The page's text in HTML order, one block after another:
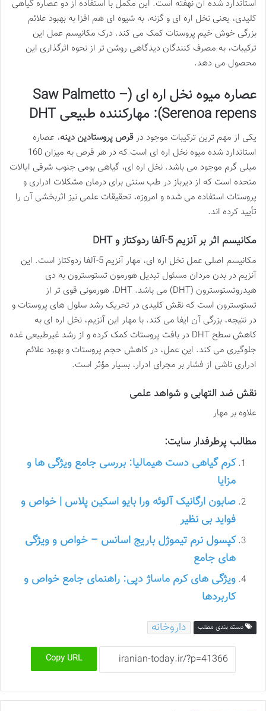
استاندارد شده آن نهفته است. این مکمل با استفاده از دو عصاره گیاهی
کلیدی، یعنی نخل اره ای و گزنه، به شیوه ای هم افزا به بهبود علائم
بزرگی خوش خیم پروستات کمک می کند. درک مکانیسم عمل این
ترکیبات، به مصرف کنندگان دیدگاهی روشن تر از نحوه اثرگذاری این
محصول می دهد.
عصاره میوه نخل اره ای (Saw Palmetto –
Serenoa repens): مهارکننده طبیعی DHT
یکی از مهم ترین ترکیبات موجود درقرص پروستادین دینه، عصاره
استاندارد شده میوه نخل اره ای است که در هر قرص به میزان 160
میلی گرم موجود می باشد. نخل اره ای، گیاهی بومی جنوب شرقی ایالات
متحده است که از دیرباز در طب سنتی برای درمان مشکلات ادراری و
پروستات استفاده می شده و امروزه، تحقیقات علمی نیز اثربخشی آن را
تأیید کرده اند.
مکانیسم اثر بر آنزیم 5-آلفا ردوکتاز و DHT
مکانیسم اصلی عمل نخل اره ای، مهار آنزیم 5-آلفا ردوکتاز است. این
آنزیم در بدن مردان مسئول تبدیل هورمون تستوسترون به دی
هیدروتستوسترون (DHT) می باشد. DHT، هورمونی قوی تر از
تستوسترون است که نقش کلیدی در تحریک رشد سلول های پروستات و
در نتیجه، بزرگی آن ایفا می کند. با مهار این آنزیم، نخل اره ای به
کاهش سطح DHT در بافت پروستات کمک کرده و از رشد غیرطبیعی غده
جلوگیری می کند. این عمل، در کاهش حجم پروستات و بهبود علائم
ادراری ناشی از فشار بر مجرای ادرار، بسیار مؤثر است.
نقش ضد التهابی و شواهد علمی
علاوه بر مهار
مطالب پرطرفدار سایت:
کرم گیاهی دست هیمالیا: بررسی جامع ویژگی ها و
مزایا
صابون ارگانیک آلوئه ورا بایو اسکین پلاس | خواص و
فواید بی نظیر
کپسول نرم تیموژل باریج اسانس – خواص و ویژگی
های جامع
ویژگی های کرم ماساژ دپی: راهنمای جامع خواص و
کاربردها
دسته بندی مطلب داروخانه
Copy URL